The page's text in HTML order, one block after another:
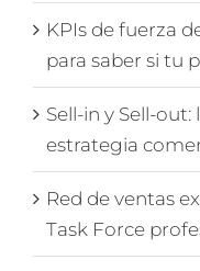
KPIs de fuerza
para saber si tu
Sell-in y Sell-
estrategia
Red de ventas
Task Force